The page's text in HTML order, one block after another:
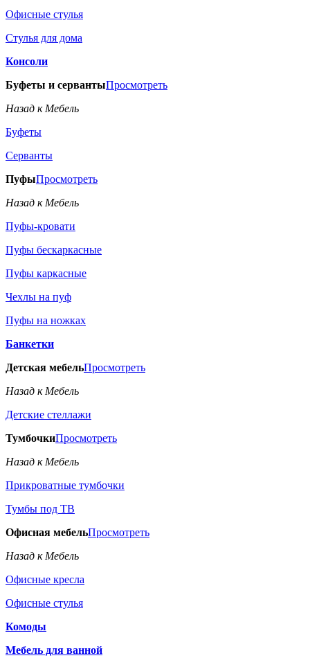
Офисные стулья
Стулья для дома
Консоли
Буфеты и сервантыПросмотреть
Назад к Мебель
Буфеты
Серванты
ПуфыПросмотреть
Назад к Мебель
Пуфы-кровати
Пуфы бескаркасные
Пуфы каркасные
Чехлы на пуф
Пуфы на ножках
Банкетки
Детская мебельПросмотреть
Назад к Мебель
Детские стеллажи
ТумбочкиПросмотреть
Назад к Мебель
Прикроватные тумбочки
Тумбы под ТВ
Офисная мебельПросмотреть
Назад к Мебель
Офисные кресла
Офисные стулья
Комоды
Мебель для ванной